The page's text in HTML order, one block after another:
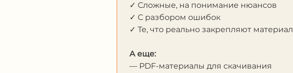
✓ Сложные, на понимание нюансов
✓ С разбором ошибок
✓ Те, что реально закрепляют материал
А еще:
— PDF-материалы для скачивания